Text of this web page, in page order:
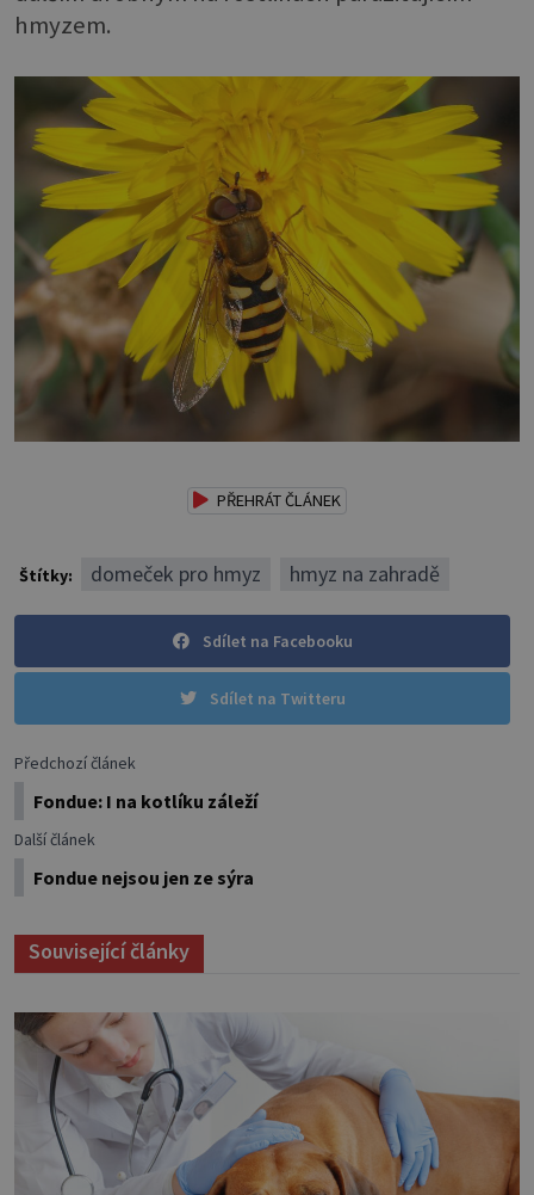
hmyzem.
PŘEHRÁT ČLÁNEK
Štítky: domeček pro hmyz hmyz na zahradě
Sdílet na Facebooku
Sdílet na Twitteru
Předchozí článek
Fondue: I na kotlíku záleží
Další článek
Fondue nejsou jen ze sýra
Související články